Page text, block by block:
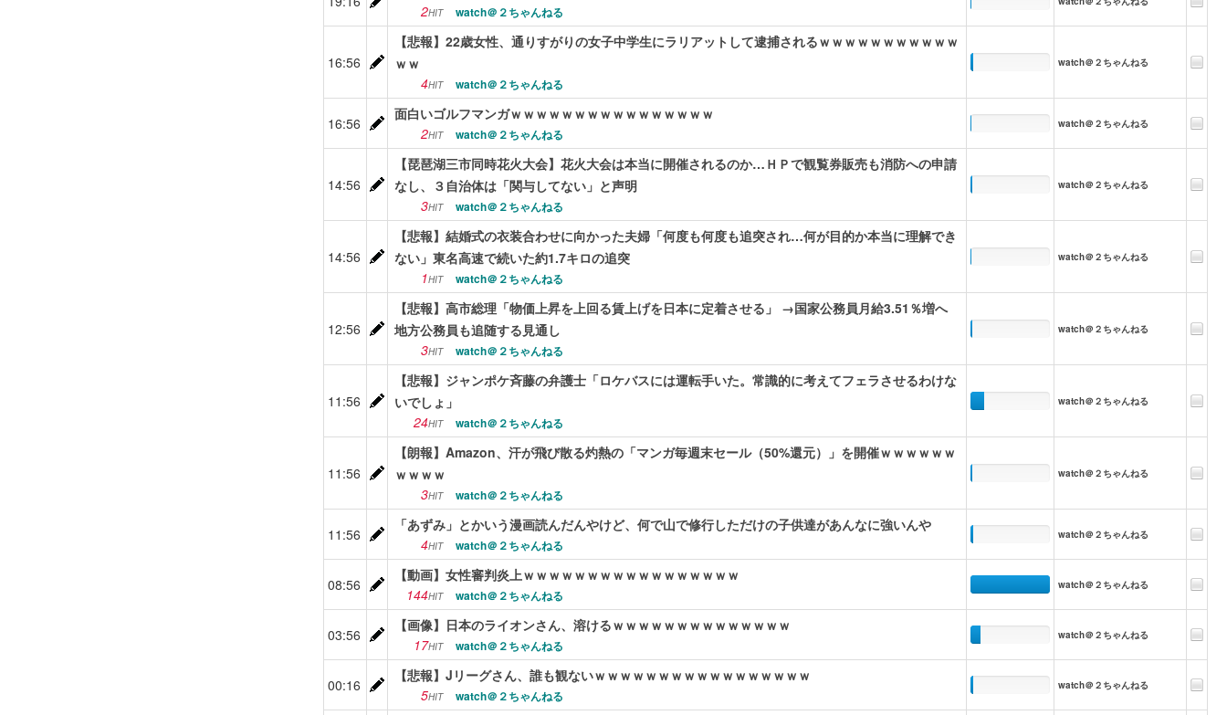
2HIT watch＠２ちゃんねる
16:56
【悲報】22歳女性、通りすがりの女子中学生にラリアットして逮捕されるｗｗｗｗｗｗｗｗｗｗｗ
ｗｗ
4HIT watch＠２ちゃんねる
watch＠２ちゃんねる
16:56
面白いゴルフマンガｗｗｗｗｗｗｗｗｗｗｗｗｗｗｗｗ
2HIT watch＠２ちゃんねる
watch＠２ちゃんねる
14:56
【琵琶湖三市同時花火大会】花火大会は本当に開催されるのか…ＨＰで観覧券販売も消防への申請
なし、３自治体は「関与してない」と声明
3HIT watch＠２ちゃんねる
watch＠２ちゃんねる
14:56
【悲報】結婚式の衣装合わせに向かった夫婦「何度も何度も追突され…何が目的か本当に理解でき
ない」東名高速で続いた約1.7キロの追突
1HIT watch＠２ちゃんねる
watch＠２ちゃんねる
12:56
【悲報】高市総理「物価上昇を上回る賃上げを日本に定着させる」 →国家公務員月給3.51％増へ
地方公務員も追随する見通し
3HIT watch＠２ちゃんねる
watch＠２ちゃんねる
11:56
【悲報】ジャンポケ斉藤の弁護士「ロケバスには運転手いた。常識的に考えてフェラさせるわけな
いでしょ」
24HIT watch＠２ちゃんねる
watch＠２ちゃんねる
11:56
【朗報】Amazon、汗が飛び散る灼熱の「マンガ毎週末セール（50%還元）」を開催ｗｗｗｗｗｗ
ｗｗｗｗ
3HIT watch＠２ちゃんねる
watch＠２ちゃんねる
11:56
「あずみ」とかいう漫画読んだんやけど、何で山で修行しただけの子供達があんなに強いんや
4HIT watch＠２ちゃんねる
watch＠２ちゃんねる
08:56
【動画】女性審判炎上ｗｗｗｗｗｗｗｗｗｗｗｗｗｗｗｗｗ
144HIT watch＠２ちゃんねる
watch＠２ちゃんねる
03:56
【画像】日本のライオンさん、溶けるｗｗｗｗｗｗｗｗｗｗｗｗｗｗ
17HIT watch＠２ちゃんねる
watch＠２ちゃんねる
00:16
【悲報】Jリーグさん、誰も観ないｗｗｗｗｗｗｗｗｗｗｗｗｗｗｗｗｗ
5HIT watch＠２ちゃんねる
watch＠２ちゃんねる